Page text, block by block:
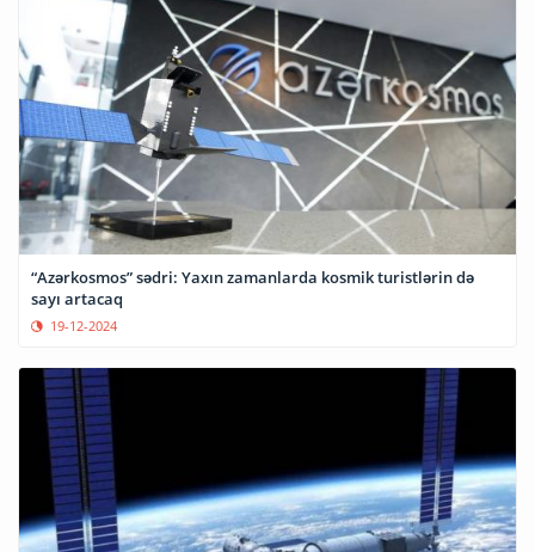
“Azərkosmos” sədri: Yaxın zamanlarda kosmik turistlərin də
sayı artacaq
19-12-2024